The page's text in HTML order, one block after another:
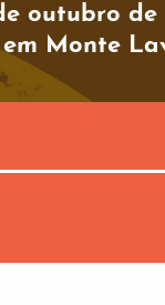
outubro de
Monte